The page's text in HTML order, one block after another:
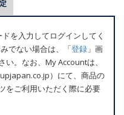
を入力してログインしてく
でない場合は、「登録 」画
。なお、My Accountは、
）にて、商品の
をご利用いただく際に必要